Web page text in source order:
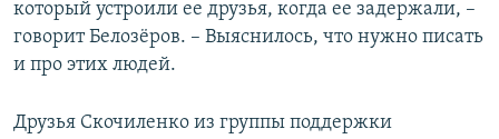
который устроили ее друзья, когда ее задержали, –
говорит Белозёров. – Выяснилось, что нужно писать
и про этих людей.
Друзья Скочиленко из группы поддержки